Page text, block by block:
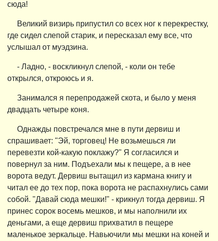
сюда!
Великий визирь припустил со всех ног к перекрестку,
где сидел слепой старик, и пересказал ему все, что
услышал от муэдзина.
- Ладно, - воскликнул слепой, - коли он тебе
открылся, откроюсь и я.
Занимался я перепродажей скота, и было у меня
двадцать четыре коня.
Однажды повстречался мне в пути дервиш и
спрашивает: "Эй, торговец! Не возьмешься ли
перевезти кой-какую поклажу?" Я согласился и
повернул за ним. Подъехали мы к пещере, а в нее
ворота ведут. Дервиш вытащил из кармана книгу и
читал ее до тех пор, пока ворота не распахнулись сами
собой. "Давай сюда мешки!" - крикнул тогда дервиш. Я
принес сорок восемь мешков, и мы наполнили их
деньгами, а еще дервиш прихватил в пещере
маленькое зеркальце. Навьючили мы мешки на коней и